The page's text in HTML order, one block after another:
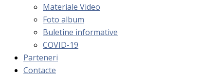
Materiale Video
Foto album
Buletine informative
COVID-19
Parteneri
Contacte